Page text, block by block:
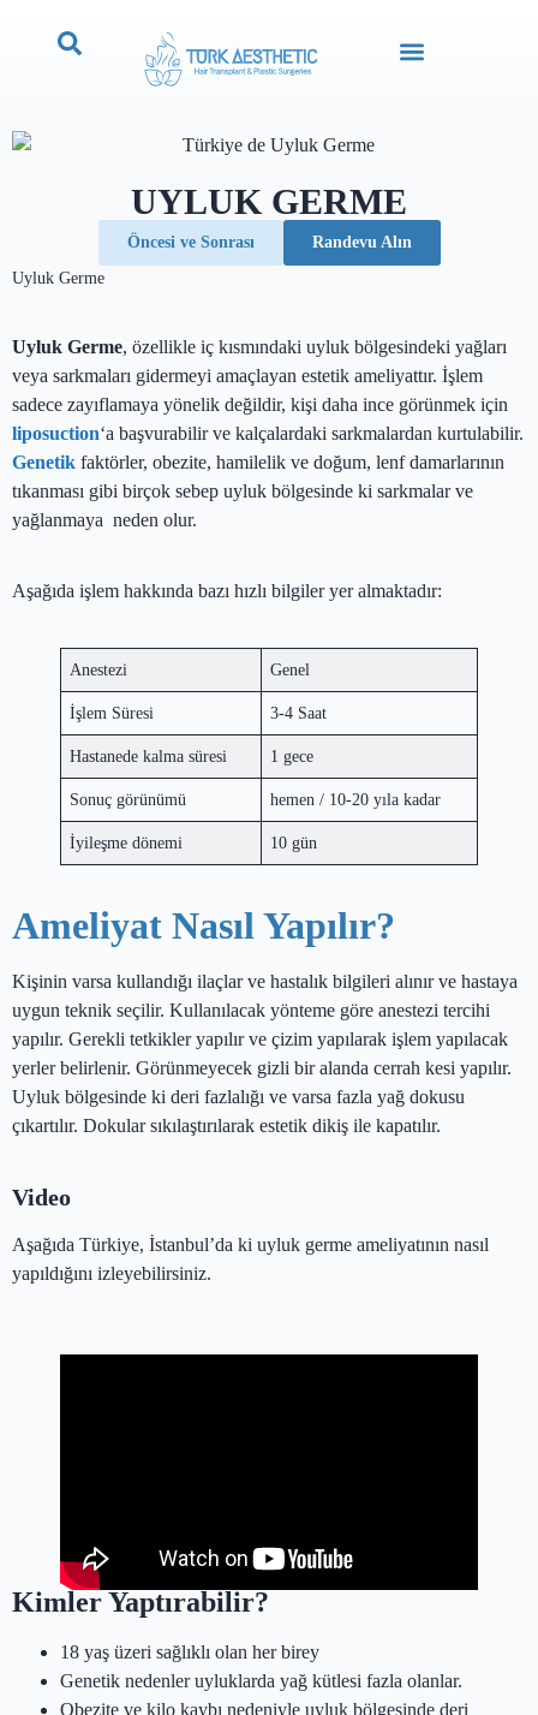
UYLUK GERME
Öncesi ve Sonrası
Randevu Alın
Uyluk Germe
Uyluk Germe, özellikle iç kısmındaki uyluk bölgesindeki yağları
veya sarkmaları gidermeyi amaçlayan estetik ameliyattır. İşlem
sadece zayıflamaya yönelik değildir, kişi daha ince görünmek için
liposuction‘a başvurabilir ve kalçalardaki sarkmalardan kurtulabilir.
Genetik faktörler, obezite, hamilelik ve doğum, lenf damarlarının
tıkanması gibi birçok sebep uyluk bölgesinde ki sarkmalar ve
yağlanmaya neden olur.
Aşağıda işlem hakkında bazı hızlı bilgiler yer almaktadır:
Anestezi Genel
İşlem Süresi 3-4 Saat
Hastanede kalma süresi 1 gece
Sonuç görünümü hemen / 10-20 yıla kadar
İyileşme dönemi 10 gün
Ameliyat Nasıl Yapılır?
Kişinin varsa kullandığı ilaçlar ve hastalık bilgileri alınır ve hastaya
uygun teknik seçilir. Kullanılacak yönteme göre anestezi tercihi
yapılır. Gerekli tetkikler yapılır ve çizim yapılarak işlem yapılacak
yerler belirlenir. Görünmeyecek gizli bir alanda cerrah kesi yapılır.
Uyluk bölgesinde ki deri fazlalığı ve varsa fazla yağ dokusu
çıkartılır. Dokular sıkılaştırılarak estetik dikiş ile kapatılır.
Video
Aşağıda Türkiye, İstanbul’da ki uyluk germe ameliyatının nasıl
yapıldığını izleyebilirsiniz.
Kimler Yaptırabilir?
18 yaş üzeri sağlıklı olan her birey
Genetik nedenler uyluklarda yağ kütlesi fazla olanlar.
Obezite ve kilo kaybı nedeniyle uyluk bölgesinde deri